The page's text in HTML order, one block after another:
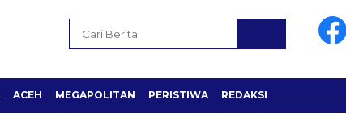
ACEH MEGAPOLITAN PERISTIWA REDAKSI